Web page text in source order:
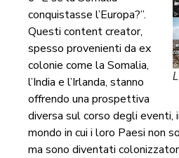
conquistasse l’Europa?”.
Questi content creator,
spesso provenienti da ex
colonie come la Somalia,
l’India e l’Irlanda, stanno
offrendo una prospettiva
diversa sul corso degli eventi,
mondo in cui i loro Paesi non
ma sono diventati